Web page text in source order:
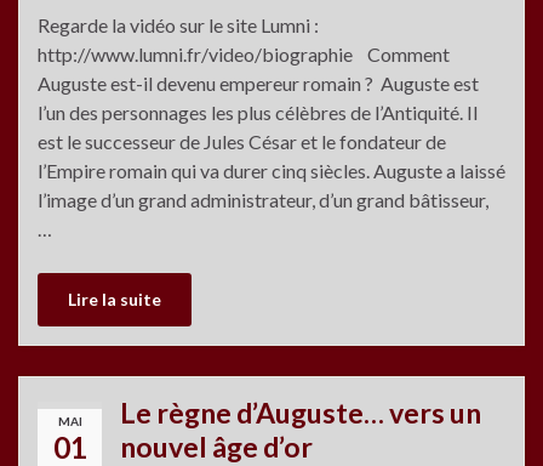
Regarde la vidéo sur le site Lumni :
http://www.lumni.fr/video/biographie Comment
Auguste est-il devenu empereur romain ? Auguste est
l’un des personnages les plus célèbres de l’Antiquité. Il
est le successeur de Jules César et le fondateur de
l’Empire romain qui va durer cinq siècles. Auguste a laissé
l’image d’un grand administrateur, d’un grand bâtisseur,
Lire la suite
MAI
01
Le règne d’Auguste… vers un
nouvel âge d’or